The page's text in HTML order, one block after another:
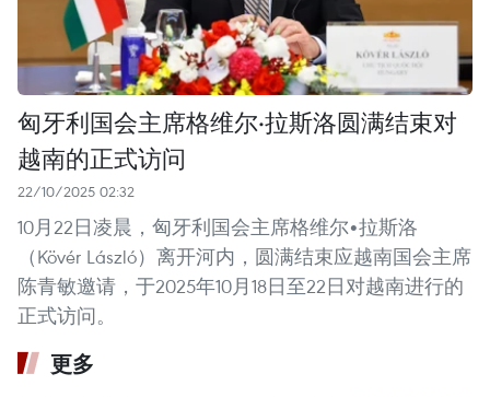
匈牙利国会主席格维尔·拉斯洛圆满结束对
越南的正式访问
22/10/2025 02:32
10月22日凌晨，匈牙利国会主席格维尔•拉斯洛
（Kövér László）离开河内，圆满结束应越南国会主席
陈青敏邀请，于2025年10月18日至22日对越南进行的
正式访问。
更多